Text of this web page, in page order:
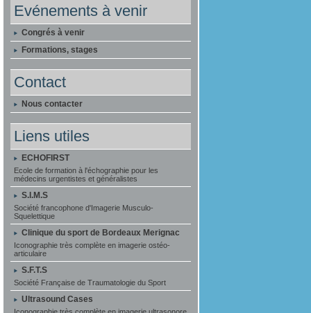
Evénements à venir
Congrés à venir
Formations, stages
Contact
Nous contacter
Liens utiles
ECHOFIRST
Ecole de formation à l'échographie pour les
médecins urgentistes et généralistes
S.I.M.S
Société francophone d'Imagerie Musculo-
Squelettique
Clinique du sport de Bordeaux Merignac
Iconographie très complète en imagerie ostéo-
articulaire
S.F.T.S
Société Française de Traumatologie du Sport
Ultrasound Cases